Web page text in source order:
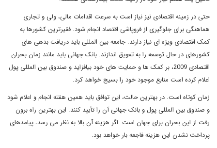
حتی در زمینه اقتصادی نیز نیاز است به سرعت اقدامات مالی، ولی و تجاری
هماهنگی برای جلوگیری از فروپاشی اقتصاد انجام شود. فقیرترین کشورها به
کمک اقتصادی ویژه ای نیاز دارند. جامعه بین المللی باید دریافت بدهی های
کشورهای در حال توسعه را به تعویق اندازند. بانک جهانی باید مانند زمان بحران
اقتصادی 2009، بر کمک ها و حمایت های خود بیافزاید و صندوق بین المللی پول
اعلام کرده است منابع موجود خود را بسیج خواهد کرد.
زمان کوتاه است. در بهترین حالت، این توافق باید همین هفته انجام و اعلام شود
و صندوق بین المللی پول و بانک جهانی آن را تأیید کنند. این بهترین راه برون
رفت از این بحران برای جهان است. اگر هزینه آن بالا به نظر می رسد، پیامدهای
پرداخت نشدن این هزینه فاجعه بار خواهد بود.